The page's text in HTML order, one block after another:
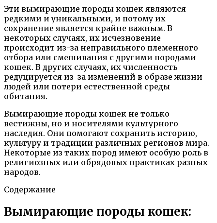
Эти вымирающие породы кошек являются
редкими и уникальными, и потому их
сохранение является крайне важным. В
некоторых случаях, их исчезновение
происходит из-за неправильного племенного
отбора или смешивания с другими породами
кошек. В других случаях, их численность
редуцируется из-за изменений в образе жизни
людей или потери естественной среды
обитания.
Вымирающие породы кошек не только
вестижны, но и носителями культурного
наследия. Они помогают сохранить историю,
культуру и традиции различных регионов мира.
Некоторые из таких пород имеют особую роль в
религиозных или обрядовых практиках разных
народов.
Содержание
Вымирающие породы кошек: